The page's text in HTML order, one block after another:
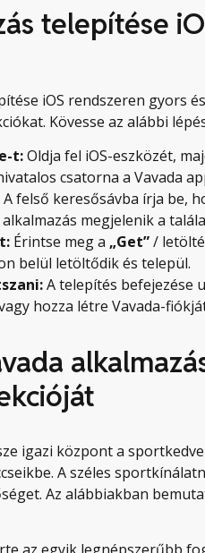
telepítése
iOS rendszeren gyors
Kövesse az alábbi
t:Oldja fel iOS-eszközét,
csatorna a Vavada
A felső keresősávba írja be,
megjelenik a
Érintse meg a „Get”/
belül letöltődik és települ.
A telepítés befejezése
hozza létre Vavada-
igazi központ a
A széles
Az alábbiakban